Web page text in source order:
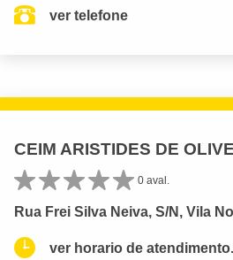
ver telefone
CEIM ARISTIDES DE
0 aval.
Rua Frei Silva Neiva, S/N, Vila
ver horario de atendimento.